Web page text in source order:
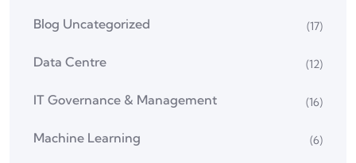
Blog Uncategorized (17)
Data Centre (12)
IT Governance & Management (16)
Machine Learning (6)